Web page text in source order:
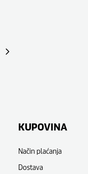
KUPOVINA
Način plaćanja
Dostava